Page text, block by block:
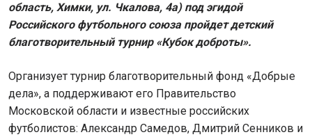
область, Химки, ул. Чкалова, 4а) под эгидой
Российского футбольного союза пройдет детский
благотворительный турнир «Кубок доброты».
Организует турнир благотворительный фонд «Добрые
дела», а поддерживают его Правительство
Московской области и известные российских
футболистов: Александр Самедов, Дмитрий Сенников и